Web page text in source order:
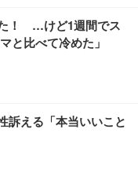
！ …けど1週間でス
と比べて冷めた」
訴える「本当いいこと